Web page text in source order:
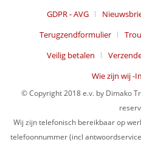
GDPR - AVG
Terugzendformulier
Veilig betalen
Wie zijn wij -
© Copyright 2018 e.v. by Dimako
Wij zijn telefonisch bereikbaar op
telefoonnummer (incl